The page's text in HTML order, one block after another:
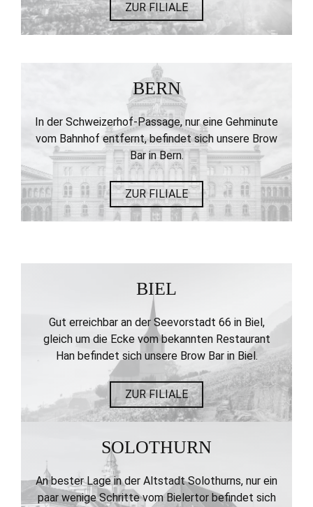
ZUR FILIALE
BERN
In der Schweizerhof-Passage, nur eine Gehminute
vom Bahnhof entfernt, befindet sich unsere Brow
Bar in Bern.
ZUR FILIALE
BIEL
Gut erreichbar an der Seevorstadt 66 in Biel,
gleich um die Ecke vom bekannten Restaurant
Han befindet sich unsere Brow Bar in Biel.
ZUR FILIALE
SOLOTHURN
An bester Lage in der Altstadt Solothurns, nur ein
paar wenige Schritte vom Bielertor befindet sich